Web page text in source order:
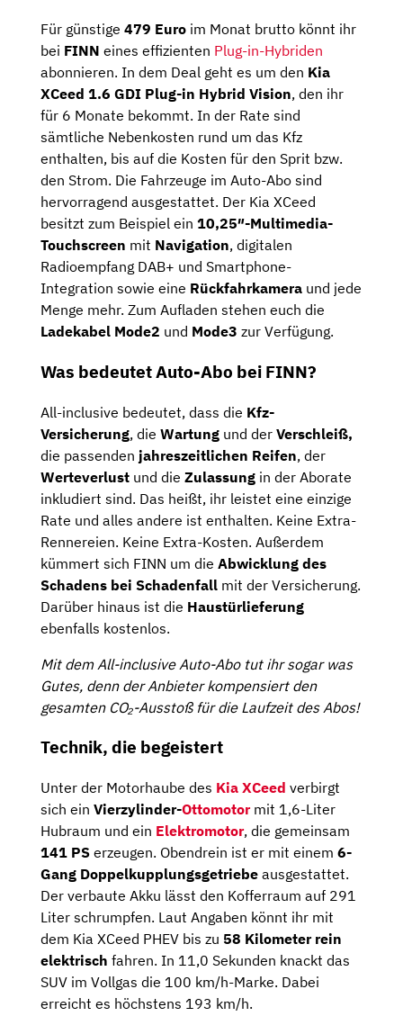
Für günstige 479 Euro im Monat brutto könnt ihr
bei FINN eines effizienten Plug-in-Hybriden
abonnieren. In dem Deal geht es um den Kia
XCeed 1.6 GDI Plug-in Hybrid Vision, den ihr
für 6 Monate bekommt. In der Rate sind
sämtliche Nebenkosten rund um das Kfz
enthalten, bis auf die Kosten für den Sprit bzw.
den Strom. Die Fahrzeuge im Auto-Abo sind
hervorragend ausgestattet. Der Kia XCeed
besitzt zum Beispiel ein 10,25″-Multimedia-
Touchscreen mit Navigation, digitalen
Radioempfang DAB+ und Smartphone-
Integration sowie eine Rückfahrkamera und jede
Menge mehr. Zum Aufladen stehen euch die
Ladekabel Mode2 und Mode3 zur Verfügung.
Was bedeutet Auto-Abo bei FINN?
All-inclusive bedeutet, dass die Kfz-
Versicherung, die Wartung und der Verschleiß,
die passenden jahreszeitlichen Reifen, der
Werteverlust und die Zulassung in der Aborate
inkludiert sind. Das heißt, ihr leistet eine einzige
Rate und alles andere ist enthalten. Keine Extra-
Rennereien. Keine Extra-Kosten. Außerdem
kümmert sich FINN um die Abwicklung des
Schadens bei Schadenfall mit der Versicherung.
Darüber hinaus ist die Haustürlieferung
ebenfalls kostenlos.
Mit dem All-inclusive Auto-Abo tut ihr sogar was
Gutes, denn der Anbieter kompensiert den
gesamten CO₂-Ausstoß für die Laufzeit des Abos!
Technik, die begeistert
Unter der Motorhaube des Kia XCeed verbirgt
sich ein Vierzylinder-Ottomotormit 1,6-Liter
Hubraum und ein Elektromotor, die gemeinsam
141 PS erzeugen. Obendrein ist er mit einem 6-
Gang Doppelkupplungsgetriebe ausgestattet.
Der verbaute Akku lässt den Kofferraum auf 291
Liter schrumpfen. Laut Angaben könnt ihr mit
dem Kia XCeed PHEV bis zu 58 Kilometer rein
elektrisch fahren. In 11,0 Sekunden knackt das
SUV im Vollgas die 100 km/h-Marke. Dabei
erreicht es höchstens 193 km/h.